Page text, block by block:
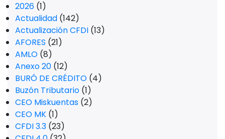
2026 (1)
Actualidad (142)
Actualización CFDI (13)
AFORES (21)
AMLO (8)
Anexo 20 (12)
BURÓ DE CRÉDITO (4)
Buzón Tributario (1)
CEO Miskuentas (2)
CEO MK (1)
CFDI 3.3 (23)